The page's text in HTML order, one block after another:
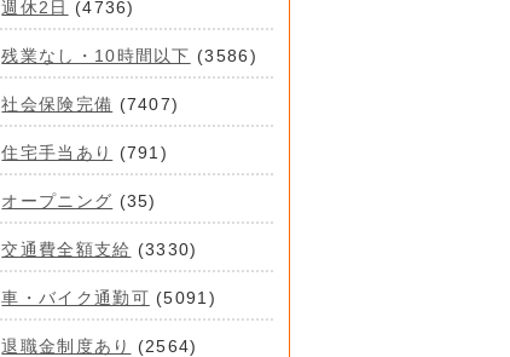
週休2日 (4736)
残業なし・10時間以下 (3586)
社会保険完備 (7407)
住宅手当あり (791)
オープニング (35)
交通費全額支給 (3330)
車・バイク通勤可 (5091)
退職金制度あり (2564)